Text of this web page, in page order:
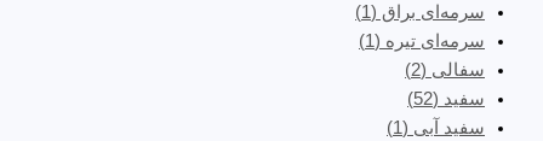
سرمه‌ای براق (1)
سرمه‌ای تیره (1)
سفالی (2)
سفید (52)
سفید آبی (1)